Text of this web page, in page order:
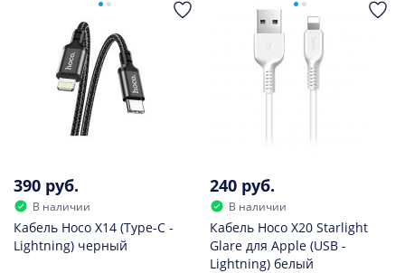
390 руб.
В наличии
Кабель Hoco X14 (Type-C -
Lightning) черный
240 руб.
В наличии
Кабель Hoco X20 Starlight
Glare для Apple (USB -
Lightning) белый